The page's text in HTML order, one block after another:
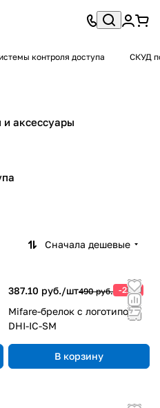
контроля доступа СКУД
аксессуары
Сначала дешевые
387.10 руб./шт490 руб. -21%
Mifare-брелок с логотипом
DHI-IC-SM
В корзину